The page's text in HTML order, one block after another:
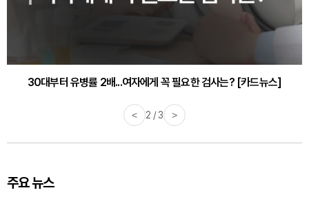
30대부터 유병률 2배...여자에게 꼭 필요한 검사는? [카드뉴스]
< 2 / 3 >
주요 뉴스